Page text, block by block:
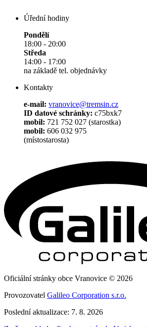
Úřední hodiny
Pondělí
18:00 - 20:00
Středa
14:00 - 17:00
na základě tel. objednávky
Kontakty
e-mail: vranovice@tremsin.cz
ID datové schránky: c75bxk7
mobil: 721 752 027 (starostka)
mobil: 606 032 975
(místostarosta)
Oficiální stránky obce Vranovice © 2026
Provozovatel Galileo Corporation s.r.o.
Poslední aktualizace: 7. 8. 2026